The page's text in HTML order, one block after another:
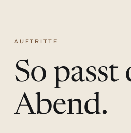
AUFTRITTE
So
Abend.